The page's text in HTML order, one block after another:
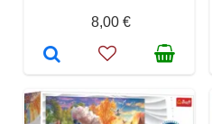
8,00 €